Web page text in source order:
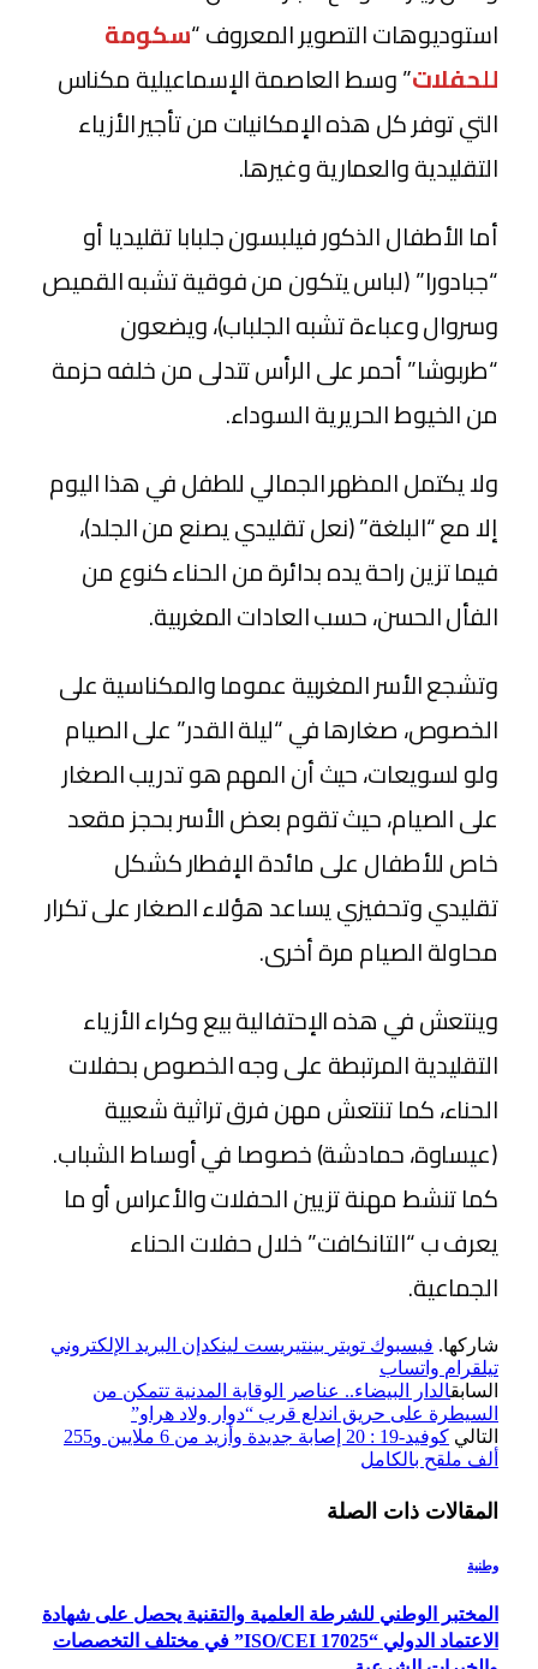
استوديوهات التصوير المعروف “سكومة
للحفلات” وسط العاصمة الإسماعيلية مكناس
التي توفر كل هذه الإمكانيات من تأجير الأزياء
التقليدية والعمارية وغيرها.
أما الأطفال الذكور فيلبسون جلبابا تقليديا أو
“جبادورا” (لباس يتكون من فوقية تشبه القميص
وسروال وعباءة تشبه الجلباب)، ويضعون
“طربوشا” أحمر على الرأس تتدلى من خلفه حزمة
من الخيوط الحريرية السوداء.
ولا يكتمل المظهر الجمالي للطفل في هذا اليوم
إلا مع “البلغة” (نعل تقليدي يصنع من الجلد)،
فيما تزين راحة يده بدائرة من الحناء كنوع من
الفأل الحسن، حسب العادات المغربية.
وتشجع الأسر المغربية عموما والمكناسية على
الخصوص، صغارها في “ليلة القدر” على الصيام
ولو لسويعات، حيث أن المهم هو تدريب الصغار
على الصيام، حيث تقوم بعض الأسر بحجز مقعد
خاص للأطفال على مائدة الإفطار كشكل
تقليدي وتحفيزي يساعد هؤلاء الصغار على تكرار
محاولة الصيام مرة أخرى.
وينتعش في هذه الإحتفالية بيع وكراء الأزياء
التقليدية المرتبطة على وجه الخصوص بحفلات
الحناء، كما تنتعش مهن فرق تراثية شعبية
(عيساوة، حمادشة) خصوصا في أوساط الشباب.
كما تنشط مهنة تزيين الحفلات والأعراس أو ما
يعرف ب “التانكافت” خلال حفلات الحناء
الجماعية.
شاركها. فيسبوك تويتر بينتيريست لينكدإن البريد الإلكتروني
تيلقرام واتساب
السابقالدار البيضاء.. عناصر الوقاية المدنية تتمكن من
السيطرة على حريق اندلع قرب “دوار ولاد هراو”
التالي
كوفيد-19 : 20 إصابة جديدة وأزيد من 6 ملايين و255
ألف ملقح بالكامل
المقالات ذات الصلة
وطنية
المختبر الوطني للشرطة العلمية والتقنية يحصل على شهادة
الاعتماد الدولي “ISO/CEI 17025” في مختلف التخصصات